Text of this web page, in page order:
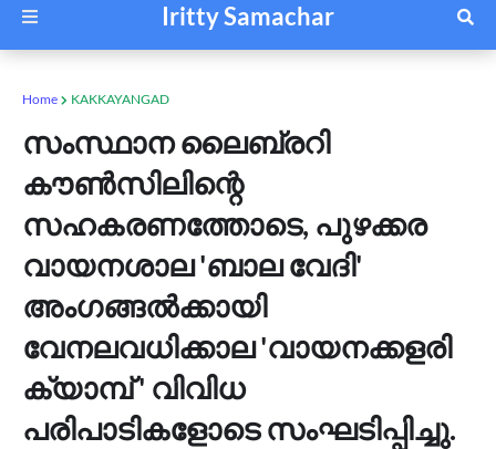
Iritty Samachar
Home KAKKAYANGAD
സംസ്ഥാന ലൈബ്രറി
കൗൺസിലിന്റെ
സഹകരണത്തോടെ, പുഴക്കര
വായനശാല 'ബാല വേദി'
അംഗങ്ങൽക്കായി
വേനലവധിക്കാല 'വായനക്കളരി
ക്യാമ്പ് ' വിവിധ
പരിപാടികളോടെ സംഘടിപ്പിച്ചു.